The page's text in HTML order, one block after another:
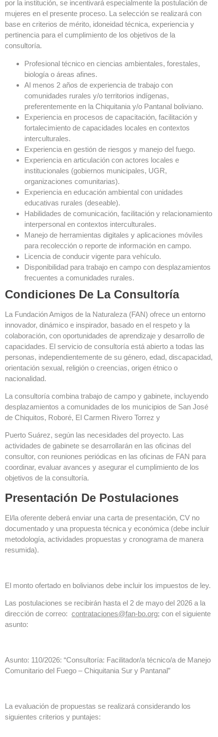
por la institución, se incentivará especialmente la postulación de
mujeres en el presente proceso. La selección se realizará con
base en criterios de mérito, idoneidad técnica, experiencia y
pertinencia para el cumplimiento de los objetivos de la
consultoría.
Profesional técnico en ciencias ambientales, forestales,
biología o áreas afines.
Al menos 2 años de experiencia de trabajo con
comunidades rurales y/o territorios indígenas,
preferentemente en la Chiquitania y/o Pantanal boliviano.
Experiencia en procesos de capacitación, facilitación y
fortalecimiento de capacidades locales en contextos
interculturales.
Experiencia en gestión de riesgos y manejo del fuego.
Experiencia en articulación con actores locales e
institucionales (gobiernos municipales, UGR,
organizaciones comunitarias).
Experiencia en educación ambiental con unidades
educativas rurales (deseable).
Habilidades de comunicación, facilitación y relacionamiento
interpersonal en contextos interculturales.
Manejo de herramientas digitales y aplicaciones móviles
para recolección o reporte de información en campo.
Licencia de conducir vigente para vehículo.
Disponibilidad para trabajo en campo con desplazamientos
frecuentes a comunidades rurales.
Condiciones De La Consultoría
La Fundación Amigos de la Naturaleza (FAN) ofrece un entorno
innovador, dinámico e inspirador, basado en el respeto y la
colaboración, con oportunidades de aprendizaje y desarrollo de
capacidades. El servicio de consultoría está abierto a todas las
personas, independientemente de su género, edad, discapacidad,
orientación sexual, religión o creencias, origen étnico o
nacionalidad.
La consultoría combina trabajo de campo y gabinete, incluyendo
desplazamientos a comunidades de los municipios de San José
de Chiquitos, Roboré, El Carmen Rivero Torrez y
Puerto Suárez, según las necesidades del proyecto. Las
actividades de gabinete se desarrollarán en las oficinas del
consultor, con reuniones periódicas en las oficinas de FAN para
coordinar, evaluar avances y asegurar el cumplimiento de los
objetivos de la consultoría.
Presentación De Postulaciones
El/la oferente deberá enviar una carta de presentación, CV no
documentado y una propuesta técnica y económica (debe incluir
metodología, actividades propuestas y cronograma de manera
resumida).
El monto ofertado en bolivianos debe incluir los impuestos de ley.
Las postulaciones se recibirán hasta el 2 de mayo del 2026 a la
dirección de correo: contrataciones@fan-bo.org; con el siguiente
asunto:
Asunto: 110/2026: “Consultoría: Facilitador/a técnico/a de Manejo
Comunitario del Fuego – Chiquitania Sur y Pantanal”
La evaluación de propuestas se realizará considerando los
siguientes criterios y puntajes: